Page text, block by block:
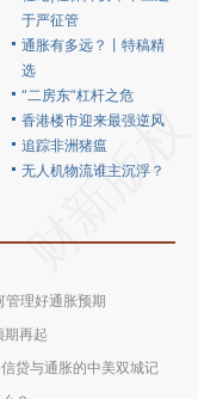
于严征管
通胀有多远？丨特稿精
选
“二房东”杠杆之危
香港楼市迎来最强逆风
追踪非洲猪瘟
无人机物流谁主沉浮？
管理好通胀预期
期再起
贷与通胀的中美双城记